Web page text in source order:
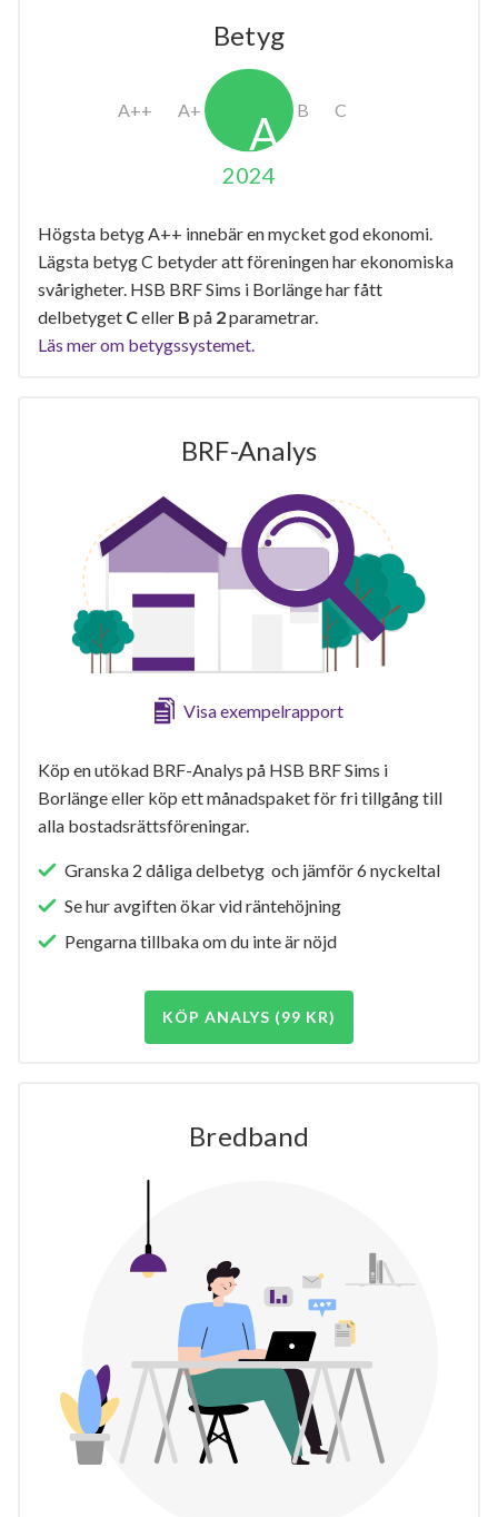
Betyg
2024
Högsta betyg A++ innebär en mycket god ekonomi.
Lägsta betyg C betyder att föreningen har ekonomiska
svårigheter. HSB BRF Sims i Borlänge har fått
delbetyget Celler B på 2parametrar.
Läs mer om betygssystemet.
BRF-Analys
Visa exempelrapport
Köp en utökad BRF-Analys på HSB BRF Sims i
Borlänge eller köp ett månadspaket för fri tillgång till
alla bostadsrättsföreningar.
Granska 2 dåliga delbetyg och jämför 6 nyckeltal
Se hur avgiften ökar vid räntehöjning
Pengarna tillbaka om du inte är nöjd
KÖP ANALYS (99 KR)
Bredband